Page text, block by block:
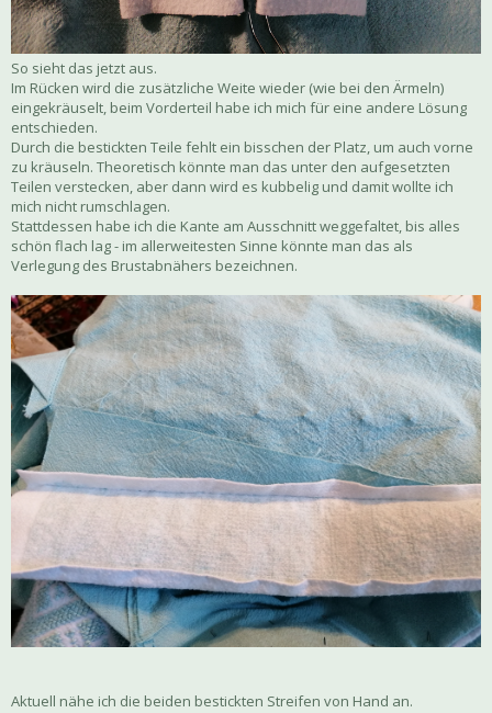
So sieht das jetzt aus.
Im Rücken wird die zusätzliche Weite wieder (wie bei den Ärmeln)
eingekräuselt, beim Vorderteil habe ich mich für eine andere Lösung
entschieden.
Durch die bestickten Teile fehlt ein bisschen der Platz, um auch vorne
zu kräuseln. Theoretisch könnte man das unter den aufgesetzten
Teilen verstecken, aber dann wird es kubbelig und damit wollte ich
mich nicht rumschlagen.
Stattdessen habe ich die Kante am Ausschnitt weggefaltet, bis alles
schön flach lag - im allerweitesten Sinne könnte man das als
Verlegung des Brustabnähers bezeichnen.
Aktuell nähe ich die beiden bestickten Streifen von Hand an.